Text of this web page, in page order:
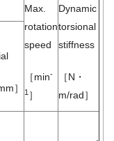
Max.
rotation
speed
［min-
1 ］
Dynamic
torsional
stiffness
［N・
m/rad］
］